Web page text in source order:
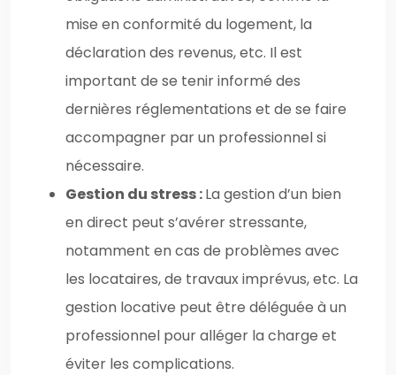
mise en conformité du logement, la
déclaration des revenus, etc. Il est
important de se tenir informé des
dernières réglementations et de se faire
accompagner par un professionnel si
nécessaire.
Gestion du stress :La gestion d’un bien
en direct peut s’avérer stressante,
notamment en cas de problèmes avec
les locataires, de travaux imprévus, etc. La
gestion locative peut être déléguée à un
professionnel pour alléger la charge et
éviter les complications.